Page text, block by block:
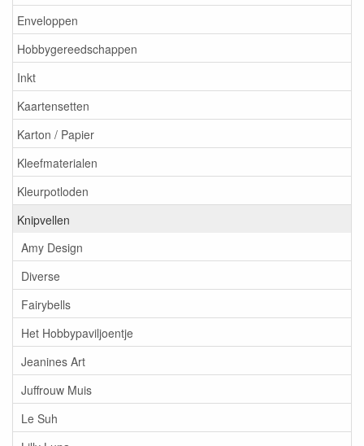
Enveloppen
Hobbygereedschappen
Inkt
Kaartensetten
Karton / Papier
Kleefmaterialen
Kleurpotloden
Knipvellen
Amy Design
Diverse
Fairybells
Het Hobbypaviljoentje
Jeanines Art
Juffrouw Muis
Le Suh